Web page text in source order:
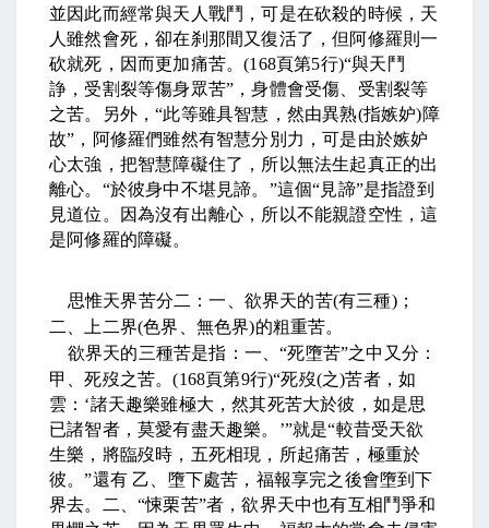
並因此而經常與天人戰鬥，可是在砍殺的時候，天
人雖然會死，卻在刹那間又復活了，但阿修羅則一
砍就死，因而更加痛苦。(168頁第5行)“與天鬥
諍，受割裂等傷身眾苦” ，身體會受傷、受割裂等
之苦。另外，“此等雖具智慧，然由異熟(指嫉妒)障
故” ，阿修羅們雖然有智慧分別力，可是由於嫉妒
心太強，把智慧障礙住了，所以無法生起真正的出
離心。 “於彼身中不堪見諦。 ”這個“見諦”是指證到
見道位。因為沒有出離心，所以不能親證空性，這
是阿修羅的障礙。
思惟天界苦分二：一、欲界天的苦(有三種)；
二、上二界(色界、無色界)的粗重苦。
欲界天的三種苦是指：一、“死墮苦”之中又分：
甲、死歿之苦。(168頁第9行)“死歿(之)苦者，如
雲： ‘諸天趣樂雖極大，然其死苦大於彼，如是思
已諸智者，莫愛有盡天趣樂。 ’”就是“較昔受天欲
生樂，將臨歿時，五死相現，所起痛苦，極重於
彼。”還有 乙、墮下處苦，福報享完之後會墮到下
界去。二、 “悚栗苦”者，欲界天中也有互相鬥爭和